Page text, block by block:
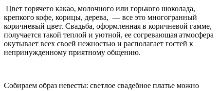
Цвет горячего какао, молочного или горького шоколада,
крепкого кофе, корицы, дерева, — все это многогранный
коричневый цвет. Свадьба, оформленная в коричневой гамме,
получается такой теплой и уютной, ее согревающая атмосфера
окутывает всех своей нежностью и располагает гостей к
непринужденному приятному общению.
Собираем образ невесты: светлое свадебное платье можно